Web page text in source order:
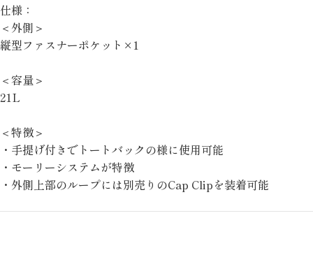
仕様：
＜外側＞
縦型ファスナーポケット×1
＜容量＞
21L
＜特徴＞
・手提げ付きでトートバックの様に使用可能
・モーリーシステムが特徴
・外側上部のループには別売りのCap Clipを装着可能